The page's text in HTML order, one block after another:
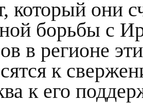
который они
борьбы с
в регионе
к
к его